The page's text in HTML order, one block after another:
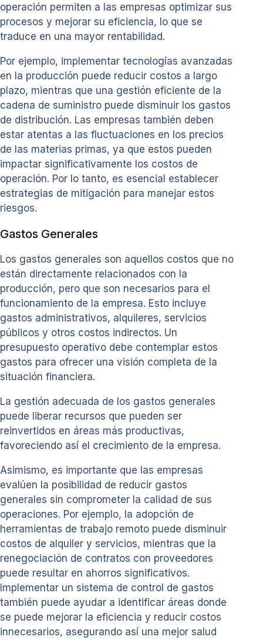
operación permiten a las empresas optimizar sus
procesos y mejorar su eficiencia, lo que se
traduce en una mayor rentabilidad.
Por ejemplo, implementar tecnologías avanzadas
en la producción puede reducir costos a largo
plazo, mientras que una gestión eficiente de la
cadena de suministro puede disminuir los gastos
de distribución. Las empresas también deben
estar atentas a las fluctuaciones en los precios
de las materias primas, ya que estos pueden
impactar significativamente los costos de
operación. Por lo tanto, es esencial establecer
estrategias de mitigación para manejar estos
riesgos.
Gastos Generales
Los gastos generales son aquellos costos que no
están directamente relacionados con la
producción, pero que son necesarios para el
funcionamiento de la empresa. Esto incluye
gastos administrativos, alquileres, servicios
públicos y otros costos indirectos. Un
presupuesto operativo debe contemplar estos
gastos para ofrecer una visión completa de la
situación financiera.
La gestión adecuada de los gastos generales
puede liberar recursos que pueden ser
reinvertidos en áreas más productivas,
favoreciendo así el crecimiento de la empresa.
Asimismo, es importante que las empresas
evalúen la posibilidad de reducir gastos
generales sin comprometer la calidad de sus
operaciones. Por ejemplo, la adopción de
herramientas de trabajo remoto puede disminuir
costos de alquiler y servicios, mientras que la
renegociación de contratos con proveedores
puede resultar en ahorros significativos.
Implementar un sistema de control de gastos
también puede ayudar a identificar áreas donde
se puede mejorar la eficiencia y reducir costos
innecesarios, asegurando así una mejor salud